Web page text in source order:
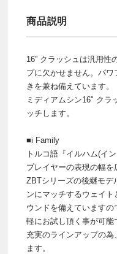
商品説明
16” クラッシュは汎用性
プに欠かせません。パ
きを兼ね備えています。
ミディアムシン16" クラ
ッチします。
■i Family
トルコ語『イルハム(イ
プレイヤーの表現の幅を
ZBTシリーズの後継モデ
ンにマッチするウェイ
ウンドを備えています
軽にお試し頂く事が可能
充実のラインアップの為
ます。